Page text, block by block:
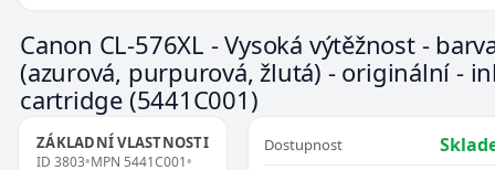
Canon CL-576XL - Vysoká výtěžnost -
(azurová, purpurová, žlutá) - originální -
cartridge (5441C001)
ZÁKLADNÍ VLASTNOSTI
ID 3803•MPN 5441C001•
Dostupnost